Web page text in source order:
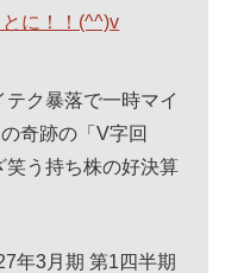
に！！(^^)v
テク暴落で一時マイ
奇跡の「V字回
笑う持ち株の好決算
年3月期 第1四半期